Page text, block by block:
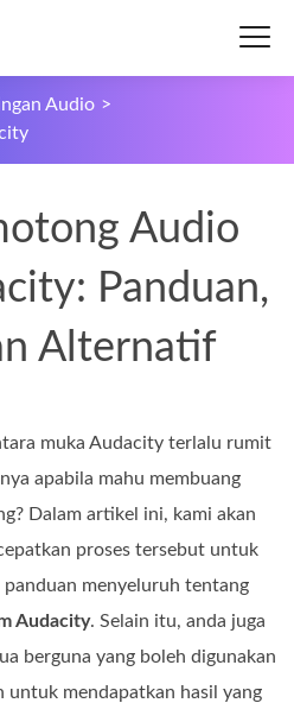
Audio >
Audio
Panduan,
Alternatif
muka Audacity terlalu rumit
apabila mahu membuang
Dalam artikel ini, kami akan
proses tersebut untuk
panduan menyeluruh tentang
Audacity. Selain itu, anda juga
berguna yang boleh digunakan
untuk mendapatkan hasil yang